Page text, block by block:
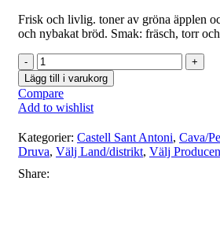
Frisk och livlig. toner av gröna äpplen
och nybakat bröd. Smak: fräsch, torr
Castell
Sant
Antoni
Cava
Jazz
Blanco
Brut
Nature
mängd
Lägg till i varukorg
Compare
Add to wishlist
Kategorier: Castell Sant Antoni, Cava/
Druva, Välj Land/distrikt, Välj
Share: